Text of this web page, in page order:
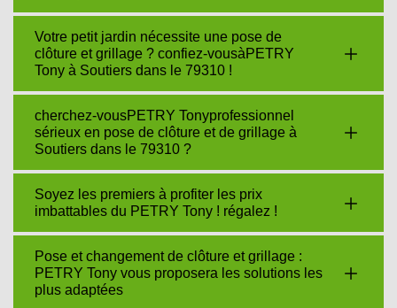
Votre petit jardin nécessite une pose de
clôture et grillage ? confiez-vousàPETRY
Tony à Soutiers dans le 79310 !
cherchez-vousPETRY Tonyprofessionnel
sérieux en pose de clôture et de grillage à
Soutiers dans le 79310 ?
Soyez les premiers à profiter les prix
imbattables du PETRY Tony ! régalez !
Pose et changement de clôture et grillage :
PETRY Tony vous proposera les solutions les
plus adaptées